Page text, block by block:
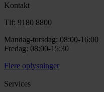
Kontakt
Tlf: 9180 8800
Mandag-torsdag: 08:00-16:00
Fredag: 08:00-15:30
Flere oplysninger
Services